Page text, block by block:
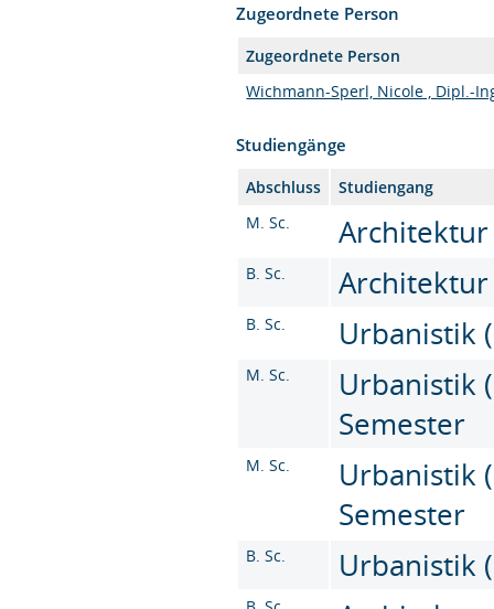
Zugeordnete Person
Zugeordnete Person
Wichmann-Sperl, Nicole , Dipl.-
Studiengänge
Abschluss
Studiengang
M. Sc.
Architektur
B. Sc. Architektur
B. Sc. Urbanistik
M. Sc.
Urbanistik
Semester
M. Sc.
Urbanistik
Semester
B. Sc. Urbanistik